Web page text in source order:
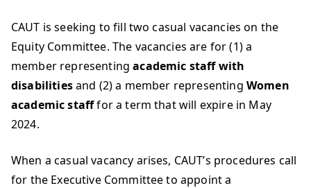
CAUT is seeking to fill two casual vacancies on the
Equity Committee. The vacancies are for (1) a
member representingacademic staff with
disabilitiesand (2) a member representing Women
academic stafffor a term that will expire in May
2024.
When a casual vacancy arises, CAUT’s procedures call
for the Executive Committee to appoint a